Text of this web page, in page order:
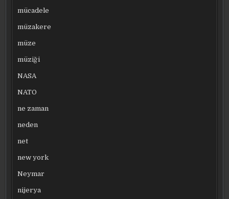
mücadele
müzakere
müze
müziği
NASA
NATO
ne zaman
neden
net
new york
Neymar
nijerya